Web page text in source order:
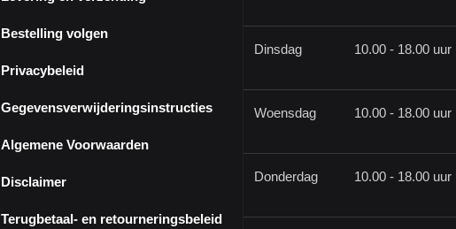
Bestelling volgen
Privacybeleid
Gegevensverwijderingsinstructies
Algemene Voorwaarden
Disclaimer
Terugbetaal- en retourneringsbeleid
Dinsdag 10.00 - 18.00 uur
Woensdag 10.00 - 18.00 uur
Donderdag 10.00 - 18.00 uur